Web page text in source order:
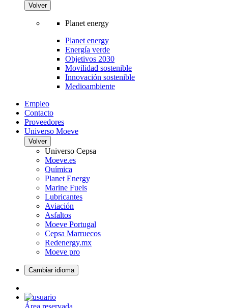
Volver
Planet energy
Planet energy
Energía verde
Objetivos 2030
Movilidad sostenible
Innovación sostenible
Medioambiente
Empleo
Contacto
Proveedores
Universo Moeve
Volver
Universo Cepsa
Moeve.es
Química
Planet Energy
Marine Fuels
Lubricantes
Aviación
Asfaltos
Moeve Portugal
Cepsa Marruecos
Redenergy.mx
Moeve pro
Cambiar idioma
Área reservada